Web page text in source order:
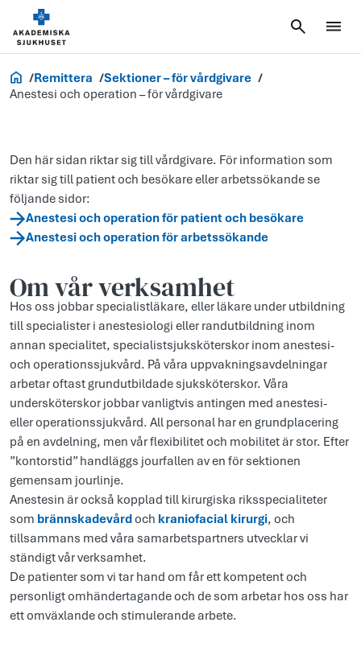
Vårdgivare
Remittera
Sektioner – för vårdgivare
Anestesi och operation – för vårdgivare
Den här sidan riktar sig till vårdgivare. För information som
riktar sig till patient och besökare eller arbetssökande se
följande sidor:
Anestesi och operation för patient och besökare
Anestesi och operation för arbetssökande
Om vår verksamhet
Hos oss jobbar specialistläkare, eller läkare under utbildning
till specialister i anestesiologi eller randutbildning inom
annan specialitet, specialistsjuksköterskor inom anestesi-
och operationssjukvård. På våra uppvakningsavdelningar
arbetar oftast grundutbildade sjuksköterskor. Våra
undersköterskor jobbar vanligtvis antingen med anestesi-
eller operationssjukvård. All personal har en grundplacering
på en avdelning, men vår flexibilitet och mobilitet är stor. Efter
”kontorstid” handläggs jourfallen av en för sektionen
gemensam jourlinje.
Anestesin är också kopplad till kirurgiska riksspecialiteter
som brännskadevårdoch kraniofacial kirurgi, och
tillsammans med våra samarbetspartners utvecklar vi
ständigt vår verksamhet.
De patienter som vi tar hand om får ett kompetent och
personligt omhändertagande och de som arbetar hos oss har
ett omväxlande och stimulerande arbete.